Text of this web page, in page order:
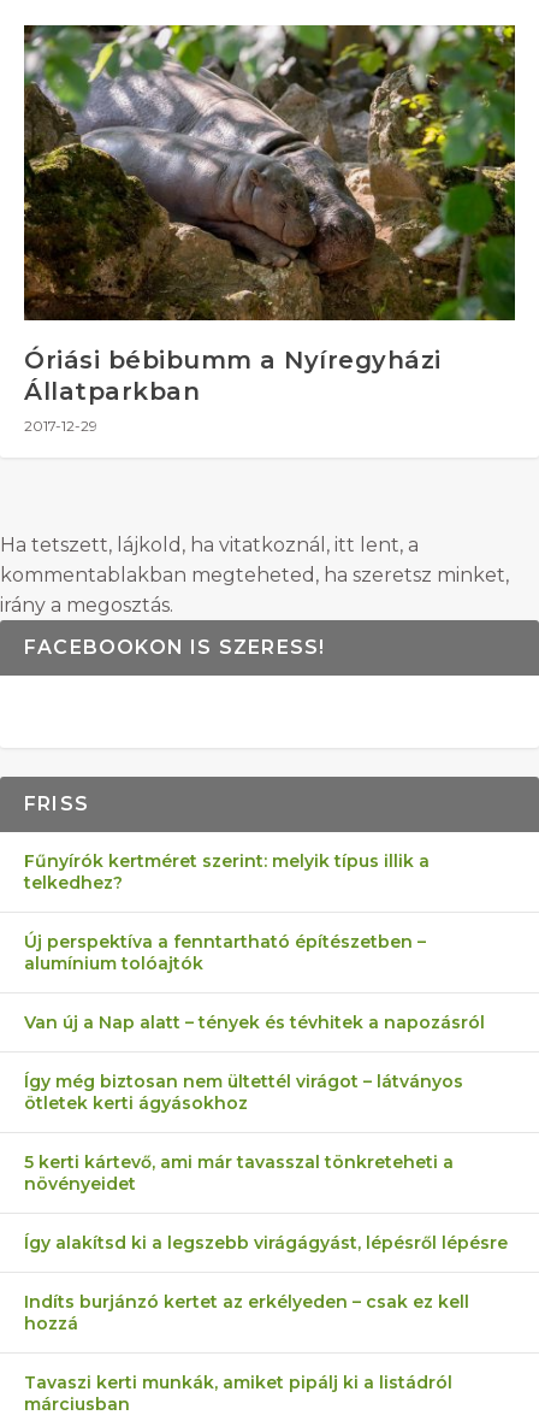
Óriási bébibumm a Nyíregyházi
Állatparkban
2017-12-29
Ha tetszett, lájkold, ha vitatkoznál, itt lent, a
kommentablakban megteheted, ha szeretsz minket,
irány a megosztás.
FACEBOOKON IS SZERESS!
FRISS
Fűnyírók kertméret szerint: melyik típus illik a
telkedhez?
Új perspektíva a fenntartható építészetben –
alumínium tolóajtók
Van új a Nap alatt – tények és tévhitek a napozásról
Így még biztosan nem ültettél virágot – látványos
ötletek kerti ágyásokhoz
5 kerti kártevő, ami már tavasszal tönkreteheti a
növényeidet
Így alakítsd ki a legszebb virágágyást, lépésről lépésre
Indíts burjánzó kertet az erkélyeden – csak ez kell
hozzá
Tavaszi kerti munkák, amiket pipálj ki a listádról
márciusban